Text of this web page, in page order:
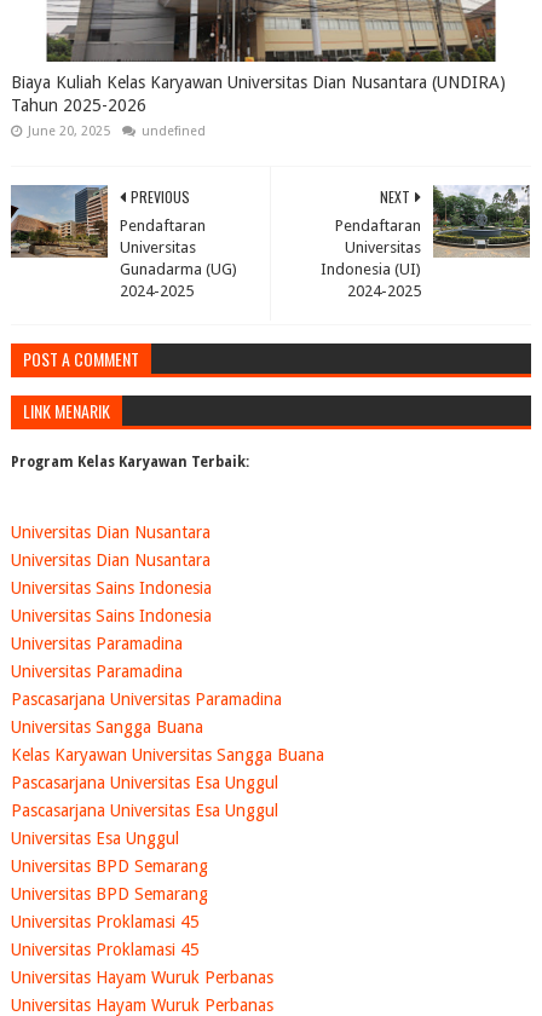
Biaya Kuliah Kelas Karyawan Universitas Dian Nusantara (UNDIRA)
Tahun 2025-2026
June 20, 2025 undefined
NEXT
Pendaftaran
Universitas
Indonesia (UI)
2024-2025
PREVIOUS
Pendaftaran
Universitas
Gunadarma (UG)
2024-2025
POST A COMMENT
LINK MENARIK
Program Kelas Karyawan Terbaik:
Universitas Dian Nusantara
Universitas Dian Nusantara
Universitas Sains Indonesia
Universitas Sains Indonesia
Universitas Paramadina
Universitas Paramadina
Pascasarjana Universitas Paramadina
Universitas Sangga Buana
Kelas Karyawan Universitas Sangga Buana
Pascasarjana Universitas Esa Unggul
Pascasarjana Universitas Esa Unggul
Universitas Esa Unggul
Universitas BPD Semarang
Universitas BPD Semarang
Universitas Proklamasi 45
Universitas Proklamasi 45
Universitas Hayam Wuruk Perbanas
Universitas Hayam Wuruk Perbanas